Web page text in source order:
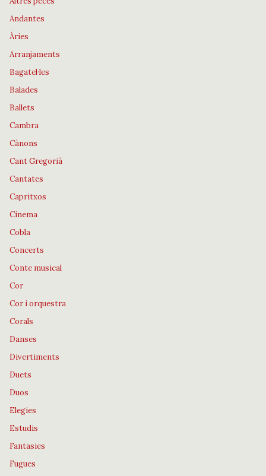
Andantes
Àries
Arranjaments
Bagatel·les
Balades
Ballets
Cambra
Cànons
Cant Gregorià
Cantates
Capritxos
Cinema
Cobla
Concerts
Conte musical
Cor
Cor i orquestra
Corals
Danses
Divertiments
Duets
Duos
Elegies
Estudis
Fantasies
Fugues